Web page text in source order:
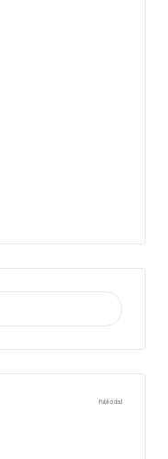
Publicidad